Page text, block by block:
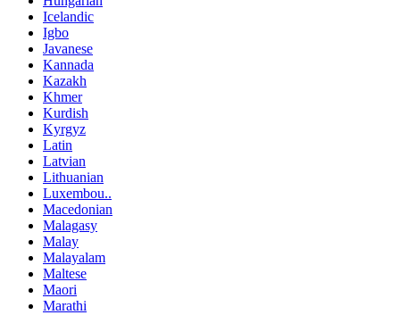
Icelandic
Igbo
Javanese
Kannada
Kazakh
Khmer
Kurdish
Kyrgyz
Latin
Latvian
Lithuanian
Luxembou..
Macedonian
Malagasy
Malay
Malayalam
Maltese
Maori
Marathi